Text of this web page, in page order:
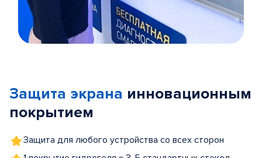
5
Защита экрана инновационным
покрытием
Защита для любого устройства со всех сторон